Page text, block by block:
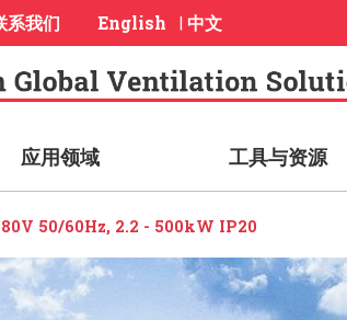
系我们 English | 中文
应用领域 工具与资源
50/60Hz, 2.2 - 500kW IP20